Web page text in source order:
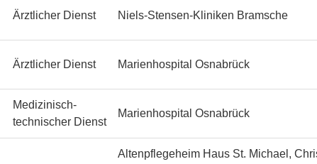
Ärztlicher Dienst Niels-Stensen-Kliniken Bramsche
Ärztlicher Dienst Marienhospital Osnabrück
Medizinisch-
technischer Dienst
Marienhospital Osnabrück
Altenpflegeheim Haus St. Michael,